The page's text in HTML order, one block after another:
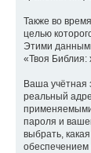
Также во
целью
Этими
«Твоя Библия:
Ваша учётная
реальный
пароля и
выбрать,
обеспечением